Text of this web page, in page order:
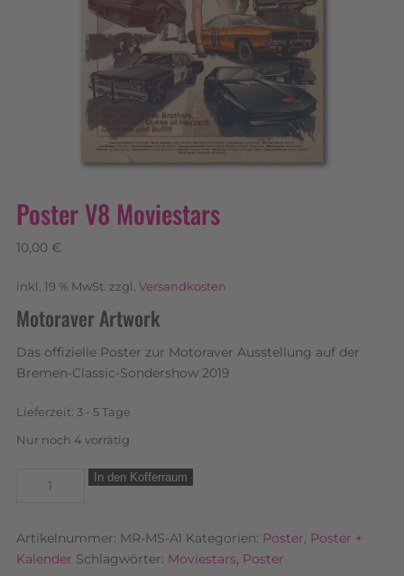
Poster V8 Moviestars
10,00 €
inkl. 19 % MwSt. zzgl. Versandkosten
Motoraver Artwork
Das offizielle Poster zur Motoraver Ausstellung auf der
Bremen-Classic-Sondershow 2019
Lieferzeit: 3 - 5 Tage
Nur noch 4 vorrätig
In den Kofferraum
Artikelnummer: MR-MS-A1 Kategorien: Poster, Poster +
Kalender Schlagwörter: Moviestars, Poster